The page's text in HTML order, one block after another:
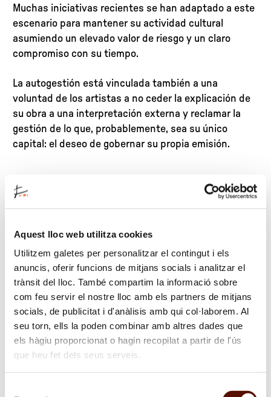
Aquest lloc web utilitza cookies
Utilitzem galetes per personalitzar el contingut i els
anuncis, oferir funcions de mitjans socials i analitzar el
trànsit del lloc. També compartim la informació sobre
com feu servir el nostre lloc amb els partners de mitjans
socials, de publicitat i d'anàlisis amb qui col·laborem. Al
seu torn, ells la poden combinar amb altres dades que
els hàgiu proporcionat o hagin recopilat a partir de l'ús
que heu fet dels seus serveis.
Muchas iniciativas recientes se han adaptado a este
escenario para mantener su actividad cultural
asumiendo un elevado valor de riesgo y un claro
compromiso con su tiempo.
La autogestión está vinculada también a una
voluntad de los artistas a no ceder la explicación de
su obra a una interpretación externa y reclamar la
gestión de lo que, probablemente, sea su único
capital: el deseo de gobernar su propia emisión.
Venta de entradas
Michelangelo Pistoletto